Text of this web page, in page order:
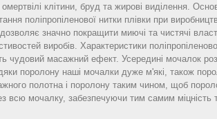
клітини, бруд та жирові виділення.
поліпропіленової нитки плівки при
значно покращити миючі та чистячі
виробів. Характеристики
чудовий масажний ефект. Усередині мочалок
поролону наші мочалки дуже м'які, також
полотна і поролону таким чином, щоб
всю мочалку, забезпечуючи тим самим міцність